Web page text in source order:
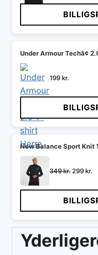
Under Armour Techâ¢
199kr.
New Balance Sport Knit
349kr. Den
pris
var:
349 kr..
299kr.